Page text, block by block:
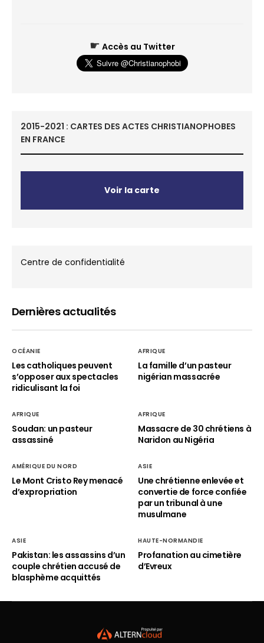
☛ Accès au Twitter
2015-2021 : CARTES DES ACTES CHRISTIANOPHOBES
EN FRANCE
Voir la carte
Centre de confidentialité
Dernières actualités
OCÉANIE
Les catholiques peuvent
s’opposer aux spectacles
ridiculisant la foi
AFRIQUE
La famille d’un pasteur
nigérian massacrée
AFRIQUE
Soudan: un pasteur
assassiné
AFRIQUE
Massacre de 30 chrétiens à
Naridon au Nigéria
AMÉRIQUE DU NORD
Le Mont Cristo Rey menacé
d’expropriation
ASIE
Une chrétienne enlevée et
convertie de force confiée
par un tribunal à une
musulmane
ASIE
Pakistan: les assassins d’un
couple chrétien accusé de
blasphème acquittés
HAUTE-NORMANDIE
Profanation au cimetière
d’Evreux